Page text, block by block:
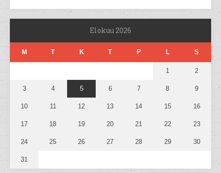
Elokuu 2026
M T K T P L S
1 2
3 4 5 6 7 8 9
10 11 12 13 14 15 16
17 18 19 20 21 22 23
24 25 26 27 28 29 30
31